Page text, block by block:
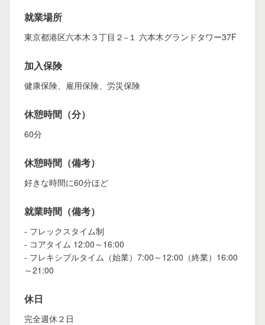
就業場所
東京都港区六本木３丁目２−１ 六本木グランドタワー37F
加入保険
健康保険、雇用保険、労災保険
休憩時間（分）
60分
休憩時間（備考）
好きな時間に60分ほど
就業時間（備考）
- フレックスタイム制
- コアタイム 12:00～16:00
- フレキシブルタイム（始業）7:00～12:00（終業）16:00
～21:00
休日
完全週休２日